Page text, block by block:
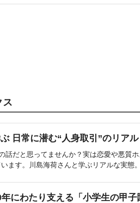
ス
日常に潜む“人身取引”のリアル
話だと思ってませんか？実は恋愛や悪質
ます。川島海荷さんと学ぶリアルな実態。
にわたり支える「小学生の甲子